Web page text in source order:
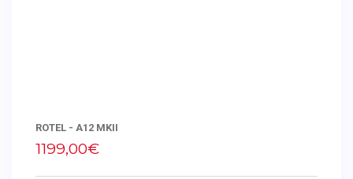
ROTEL - A12 MKII
1199,00€